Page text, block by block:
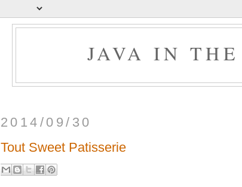
JAVA IN
2014/09/30
Tout Sweet Patisserie